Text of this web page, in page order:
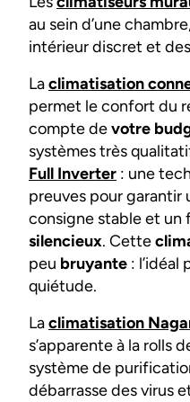
au sein d’une
intérieur discret et
Laclimatisation
permet le confort du
compte devotre
systèmes très
Full Inverter : une
preuves pour garantir
consigne stable et
silencieux. Cette
peu bruyante :
quiétude.
Laclimatisation
s’apparente à la rolls
système de
débarrasse des virus